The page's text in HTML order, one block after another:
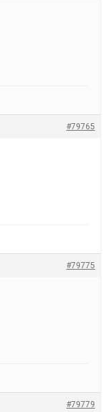
#79765
#79775
#79779